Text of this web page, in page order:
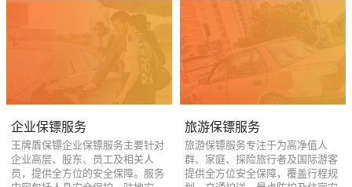
企业保镖服务
王牌盾保镖企业保镖服务主要针对
企业高层、股东、员工及相关人
员，提供全方位的安全保障。服务
旅游保镖服务
旅游保镖服务专注于为高净值人
群、家庭、探险旅行者及国际游客
提供全方位安全保障，覆盖行程规